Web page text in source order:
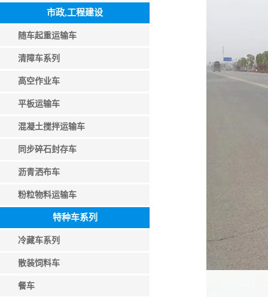
市政,工程建设
随车起重运输车
清障车系列
高空作业车
平板运输车
混凝土搅拌运输车
同步碎石封存车
沥青洒布车
粉粒物料运输车
特种车系列
冷藏车系列
散装饲料车
餐车